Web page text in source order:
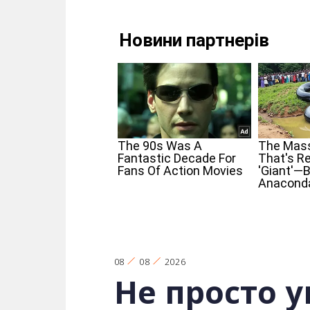
08 08 2026
Не просто